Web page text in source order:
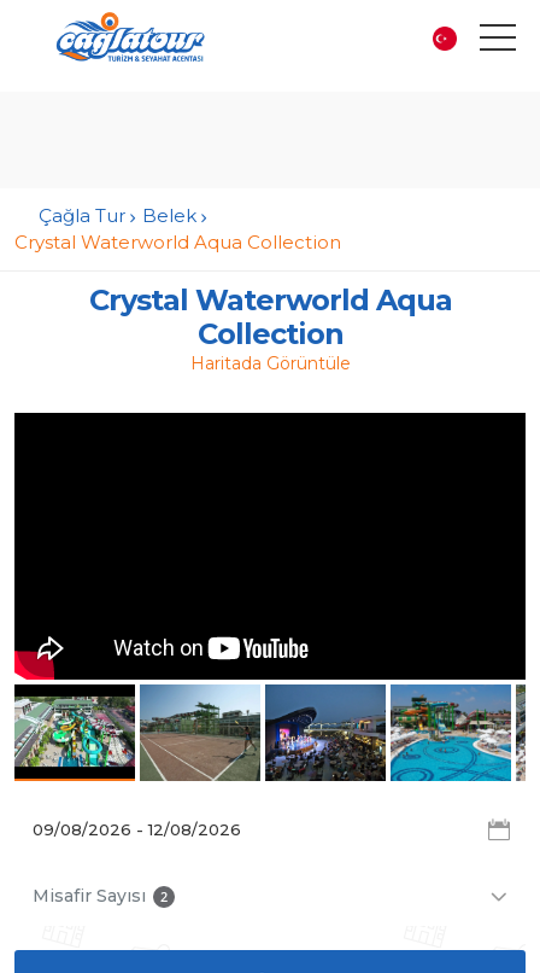
Çağla Tur
Belek
Crystal Waterworld Aqua Collection
Crystal Waterworld Aqua
Collection
Haritada Görüntüle
Misafir Sayısı 2